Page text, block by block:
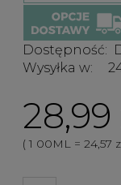
Dostępność:
Wysyłka w:
28,99
( 1 00ML = 24,57